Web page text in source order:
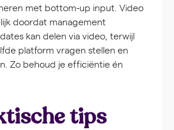
met bottom-up input. Video
doordat management
kan delen via video, terwijl
platform vragen stellen en
Zo behoud je efficiëntie én
tips